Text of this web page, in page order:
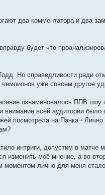
два комментатора и два
будет что
Но справедливости ради
уже совсем другое
ознаменовалось ППВ шоу
всей аудитории было
посмотрела на Панка -
интриги, допустим в
изменить моё мнение, а во-
моментом лично для меня